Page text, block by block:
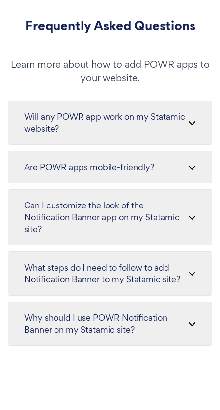
Frequently Asked Questions
Learn more about how to add POWR apps to
your website.
Will any POWR app work on my Statamic
website?
Are POWR apps mobile-friendly?
Can I customize the look of the
Notification Banner app on my Statamic
site?
What steps do I need to follow to add
Notification Banner to my Statamic site?
Why should I use POWR Notification
Banner on my Statamic site?